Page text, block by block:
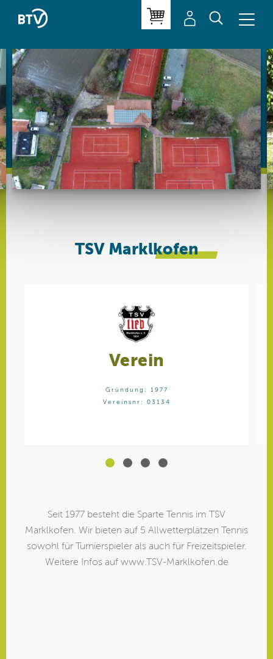
TSV Marklkofen
Verein
Gründung: 1977
Vereinsnr: 03134
Seit 1977 besteht die Sparte Tennis im TSV
Marklkofen. Wir bieten auf 5 Allwetterplätzen Tennis
sowohl für Turnierspieler als auch für Freizeitspieler.
Weitere Infos auf www.TSV-Marklkofen.de